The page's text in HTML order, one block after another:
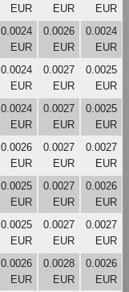
EUR
EUR
EUR
0.0024
EUR
0.0026
EUR
0.0024
EUR
0.0024
EUR
0.0027
EUR
0.0025
EUR
0.0024
EUR
0.0027
EUR
0.0025
EUR
0.0026
EUR
0.0027
EUR
0.0027
EUR
0.0025
EUR
0.0027
EUR
0.0026
EUR
0.0025
EUR
0.0027
EUR
0.0027
EUR
0.0026
EUR
0.0028
EUR
0.0026
EUR